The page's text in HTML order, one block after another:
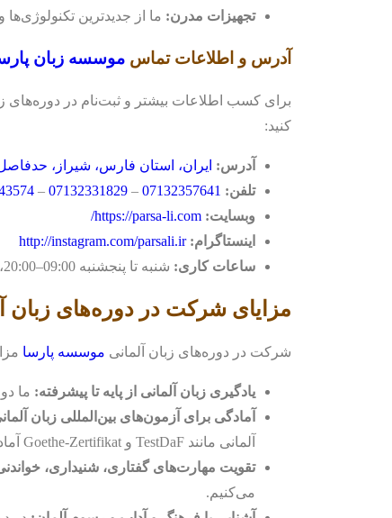
تجهیزات مدرن: ما از جدیدترین
آدرس و اطلاعات تماس موسسه زبان
برای کسب اطلاعات بیشتر و ثبت‌نام در دوره‌های
کنید:
آدرس: ایران، استان فارس، شیراز،
تلفن: 07132357641
–
07132331829
–
وبسایت: https://parsa-li.com/
اینستاگرام: http://instagram.com/parsali.ir
ساعات کاری: شنبه تا پنجشنبه 09:00–20:00، جمعه 10:00–16:00
مزایای شرکت در دوره‌های زبان
شرکت در دوره‌های زبان آلمانی موسسه پارسا
یادگیری زبان آلمانی از پایه تا پیشرفته: ما
آمادگی برای آزمون‌های بین‌المللی زبان
آلمانی مانند TestDaF و Goethe-Zertifikat آماده می‌کنند.
تقویت مهارت‌های گفتاری، شنیداری،
می‌کنیم.